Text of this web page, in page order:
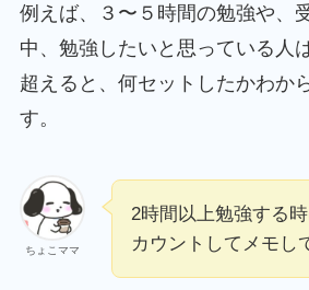
例えば、３〜５時間の勉強や、
中、勉強したいと思っている人
超えると、何セットしたかわか
す。
ちょこママ
2時間以上勉強する
カウントしてメモし